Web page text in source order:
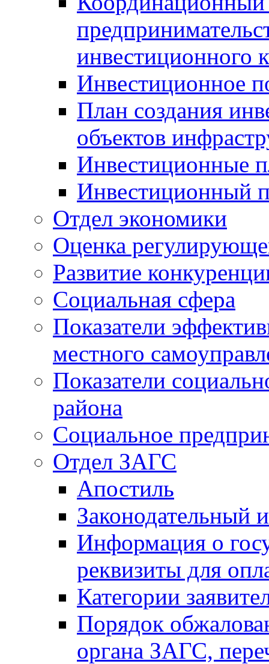
инвестиционного
Инвестиционное
План создания
объектов
Инвестиционные
Инвестиционный
Отдел экономики
Оценка
Развитие
Социальная сфера
Показатели
местного
Показатели
района
Социальное
Отдел ЗАГС
Апостиль
Законодательный
Информация о
реквизиты для
Категории
Порядок
органа ЗАГС,